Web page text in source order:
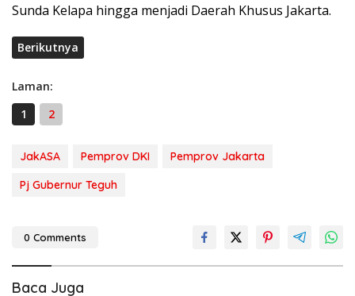
Sunda Kelapa hingga menjadi Daerah Khusus Jakarta.
Berikutnya
Laman:
1
2
JakASA Pemprov DKI
Pemprov Jakarta
Pj Gubernur Teguh
0 Comments
Baca Juga